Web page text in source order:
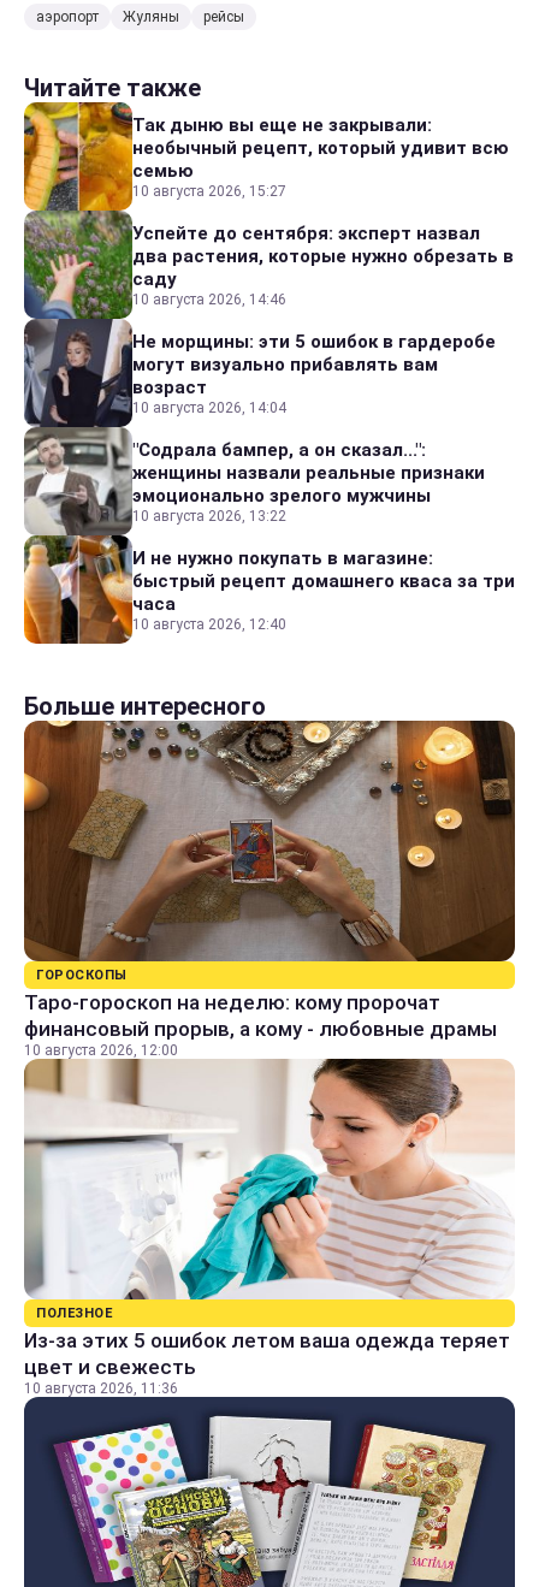
аэропорт Жуляны рейсы
Читайте также
Так дыню вы еще не закрывали:
необычный рецепт, который удивит всю
семью
10 августа 2026, 15:27
Успейте до сентября: эксперт назвал
два растения, которые нужно обрезать в
саду
10 августа 2026, 14:46
Не морщины: эти 5 ошибок в гардеробе
могут визуально прибавлять вам
возраст
10 августа 2026, 14:04
"Содрала бампер, а он сказал...":
женщины назвали реальные признаки
эмоционально зрелого мужчины
10 августа 2026, 13:22
И не нужно покупать в магазине:
быстрый рецепт домашнего кваса за три
часа
10 августа 2026, 12:40
Больше интересного
ГОРОСКОПЫ
Таро-гороскоп на неделю: кому пророчат
финансовый прорыв, а кому - любовные драмы
10 августа 2026, 12:00
ПОЛЕЗНОЕ
Из-за этих 5 ошибок летом ваша одежда теряет
цвет и свежесть
10 августа 2026, 11:36